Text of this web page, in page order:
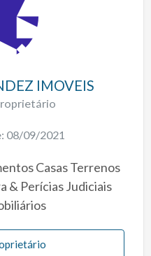
IMOVEIS
08/09/2021
Casas Terrenos
& Perícias Judiciais